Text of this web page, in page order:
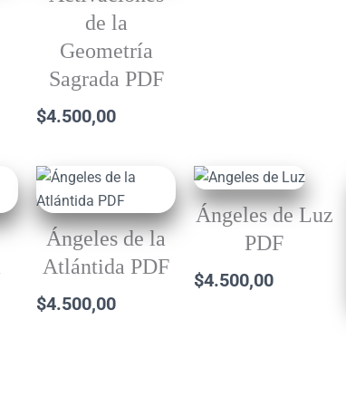
de la
Geometría
Sagrada PDF
$4.500,00
Ángeles de la
Atlántida PDF
$4.500,00
Ángeles de Luz
PDF
$4.500,00